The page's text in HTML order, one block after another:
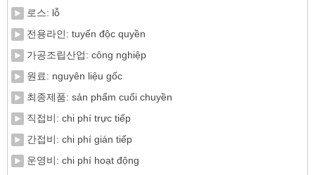
로스: lỗ
전용라인: tuyến độc quyền
가공조립산업: công nghiệp
원료: nguyên liệu gốc
최종제품: sản phẩm cuối chuyền
직접비: chi phí trực tiếp
간접비: chi phí gián tiếp
운영비: chi phí hoạt động